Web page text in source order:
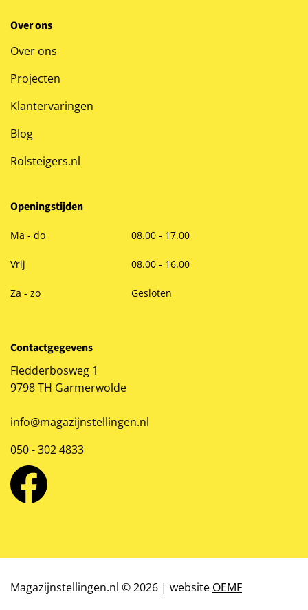
Over ons
Over ons
Projecten
Klantervaringen
Blog
Rolsteigers.nl
Openingstijden
Ma - do 08.00 - 17.00
Vrij 08.00 - 16.00
Za - zo Gesloten
Contactgegevens
Fledderbosweg 1
9798 TH Garmerwolde
info@magazijnstellingen.nl
050 - 302 4833
Magazijnstellingen.nl © 2026 | website OEMF